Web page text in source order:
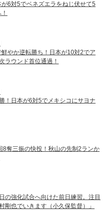
6対5でベネズエラをねじ伏せて5
やか逆転勝ち！日本が10対2でア
ラウンド首位通過！
！日本が6対5でメキシコにサヨナ
8奪三振の快投！秋山の先制2ランか
の強化試合へ向けた前日練習。注目
剛也でいきます（小久保監督）」